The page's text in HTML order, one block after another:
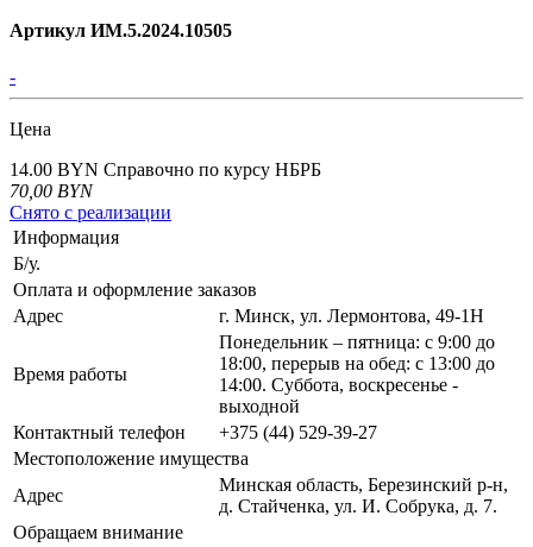
Артикул ИМ.5.2024.10505
-
Цена
14.00 BYN Справочно по курсу НБРБ
70,00 BYN
Снято с реализации
Информация
Б/у.
Оплата и оформление заказов
Адрес
г. Минск, ул. Лермонтова, 49-1Н
Время работы
Понедельник – пятница: с 9:00 до
18:00, перерыв на обед: с 13:00 до
14:00. Суббота, воскресенье -
выходной
Контактный телефон
+375 (44) 529-39-27
Местоположение имущества
Адрес
Минская область, Березинский р-н,
д. Стайченка, ул. И. Собрука, д. 7.
Обращаем внимание